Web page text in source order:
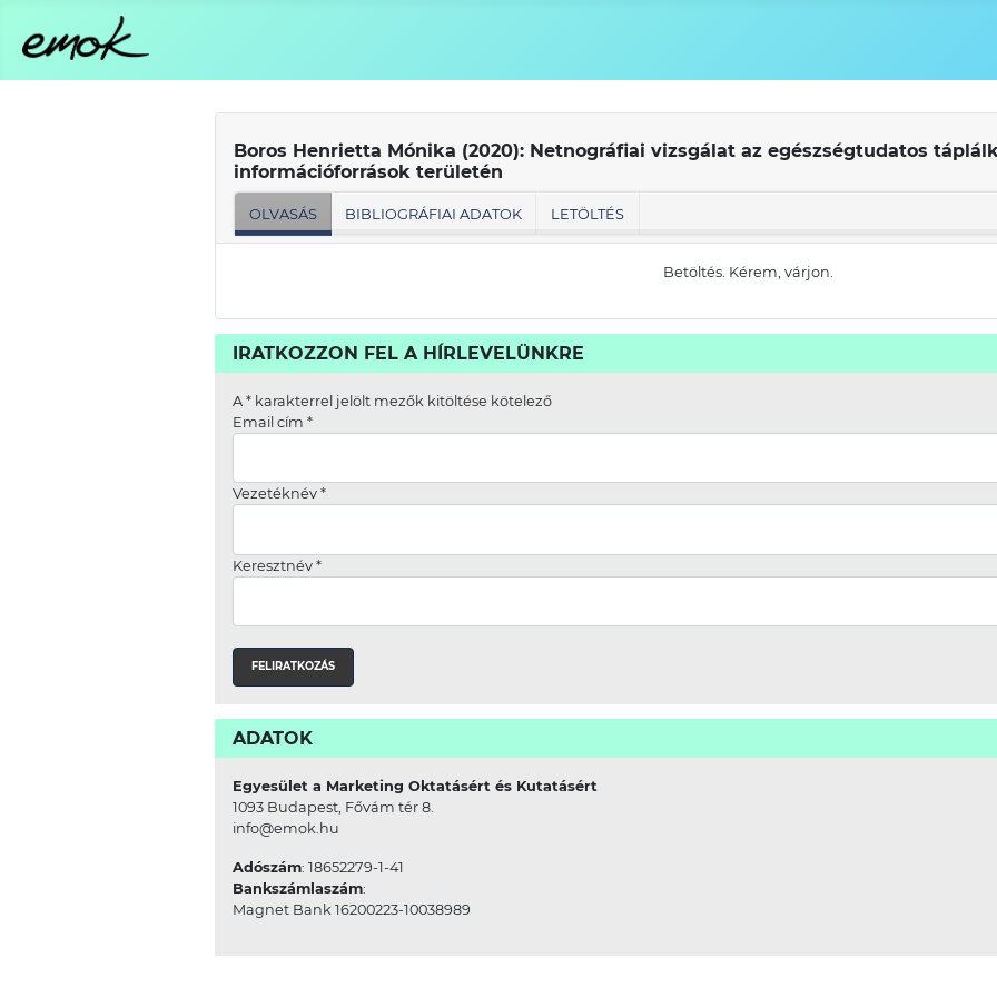
Boros Henrietta Mónika (2020): Netnográfiai vizsgálat az egészségtudatos
információforrások területén
OLVASÁS BIBLIOGRÁFIAI ADATOK LETÖLTÉS
Betöltés. Kérem, várjon.
IRATKOZZON FEL A HÍRLEVELÜNKRE
A *karakterrel jelölt mezők kitöltése kötelező
Email cím *
Vezetéknév *
Keresztnév *
ADATOK
Egyesület a Marketing Oktatásért és Kutatásért
1093 Budapest, Fővám tér 8.
info@emok.hu
Adószám: 18652279-1-41
Bankszámlaszám:
Magnet Bank 16200223-10038989